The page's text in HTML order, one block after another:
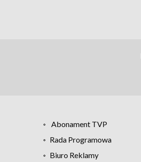
Abonament TVP
Rada Programowa
Biuro Reklamy